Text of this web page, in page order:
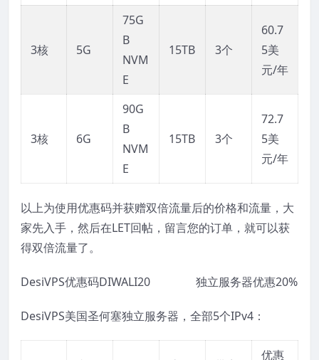
3核 5G
75G
B
NVM
E
15TB 3个
60.7
5美
元/年
3核 6G
90G
B
NVM
E
15TB 3个
72.7
5美
元/年
以上为使用优惠码并获赠双倍流量后的价格和流量，大
家先入手，然后在LET回帖，留言您的订单，就可以获
得双倍流量了。
DesiVPS优惠码DIWALI20 独立服务器优惠20%
DesiVPS美国圣何塞独立服务器，全部5个IPv4：
优惠